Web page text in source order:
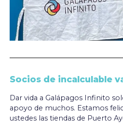
Socios de incalculable
Dar vida a Galápagos Infinito
apoyo de muchos. Estamos
ustedes las tiendas de Puerto